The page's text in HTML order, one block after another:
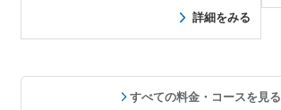
詳細をみる
すべての料金・コースを見る